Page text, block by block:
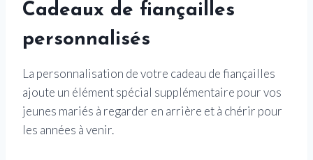
Cadeaux de fiançailles
personnalisés
La personnalisation de votre cadeau de fiançailles
ajoute un élément spécial supplémentaire pour vos
jeunes mariés à regarder en arrière et à chérir pour
les années à venir.